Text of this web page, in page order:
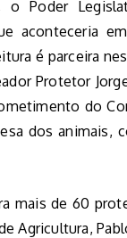
o Poder
aconteceria
é parceira
Protetor
do
dos animais,
mais de 60
Agricultura,